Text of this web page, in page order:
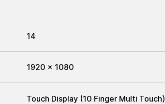
14
1920 x 1080
Touch Display (10 Finger Multi Touch)